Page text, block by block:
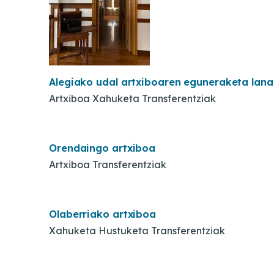
Alegiako udal artxiboaren eguneraketa
Artxiboa Xahuketa Transferentziak
Orendaingo artxiboa
Artxiboa Transferentziak
Olaberriako artxiboa
Xahuketa Hustuketa Transferentziak